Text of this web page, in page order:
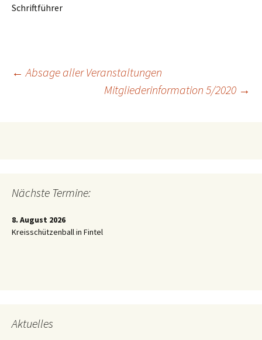
Schriftführer
Beitragsnavigation
← Absage aller Veranstaltungen
Mitgliederinformation 5/2020 →
Nächste Termine:
8. August 2026
Kreisschützenball in Fintel
Aktuelles